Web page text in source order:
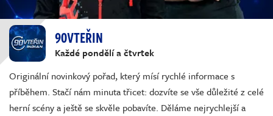
90VTEŘIN
Každé pondělí a čtvrtek
Originální novinkový pořad, který mísí rychlé informace s
příběhem. Stačí nám minuta třicet: dozvíte se vše důležité z celé
herní scény a ještě se skvěle pobavíte. Děláme nejrychlejší a